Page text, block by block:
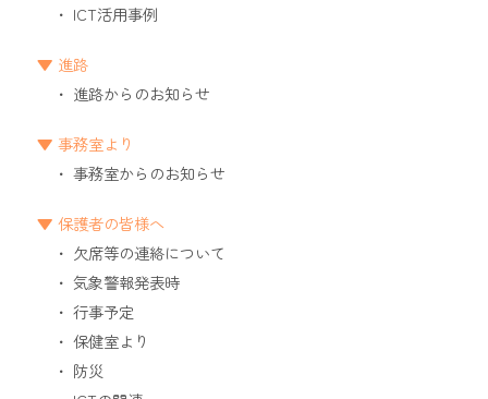
ICT活用事例
進路
進路からのお知らせ
事務室より
事務室からのお知らせ
保護者の皆様へ
欠席等の連絡について
気象警報発表時
行事予定
保健室より
防災